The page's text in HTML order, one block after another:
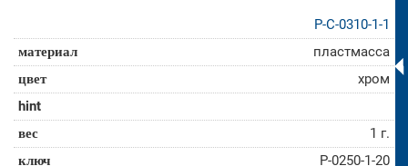
P-C-0310-1-1
пластмасса
хром
1 г.
P-0250-1-20